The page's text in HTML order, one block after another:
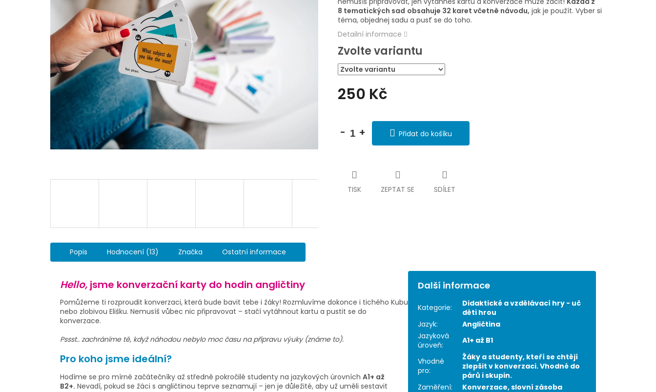
250 Kč
Zvolte variantu
Přidat do košíku
8 tematických sad obsahuje 32 karet včetně návodu, jak je použít. Vyber si
téma, objednej sadu a pusť se do toho.
Detailní informace
TISK ZEPTAT SE SDÍLET
Popis Hodnocení (13) Značka Ostatní informace
Hello, jsme konverzační karty do hodin angličtiny
Pomůžeme ti rozproudit konverzaci, která bude bavit tebe i žáky! Rozmluvíme dokonce i tichého Kubu
nebo zlobivou Elišku. Nemusíš vůbec nic připravovat – stačí vytáhnout kartu a pustit se do
konverzace.
Pssst.. zachráníme tě, když náhodou nebylo moc času na přípravu výuky (známe to).
Pro koho jsme ideální?
Hodíme se pro mírné začátečníky až středně pokročilé studenty na jazykových úrovních A1+ až
B2+. Nevadí, pokud se žáci s angličtinou teprve seznamují – jen je důležité, aby už uměli sestavit
Další informace
Kategorie:
Didaktické a vzdělávací hry - uč
děti hrou
Jazyk:
Angličtina
Jazyková
úroveň: A1+ až B1
Vhodné
pro:
Žáky a studenty, kteří se chtějí
zlepšit v konverzaci. Vhodné do
párů i skupin.
Zaměření:
Konverzace, slovní zásoba